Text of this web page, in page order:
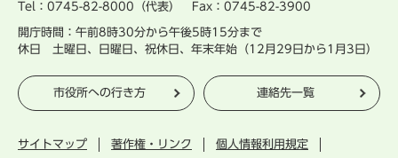
Tel：0745-82-8000（代表） Fax：0745-82-3900
開庁時間：午前8時30分から午後5時15分まで
休日 土曜日、日曜日、祝休日、年末年始（12月29日から1月3日）
市役所への行き方 連絡先一覧
サイトマップ 著作権・リンク 個人情報利用規定